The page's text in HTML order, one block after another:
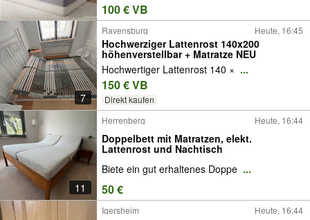
100 € VB
7
Ravensburg Heute, 16:45
Hochwerziger Lattenrost 140x200
höhenverstellbar + Matratze NEU
Hochwertiger Lattenrost 140 × ...
150 € VB
Direkt kaufen
11
Herrenberg Heute, 16:44
Doppelbett mit Matratzen, elekt.
Lattenrost und Nachtisch
Biete ein gut erhaltenes Doppe ...
50 €
Igersheim Heute, 16:44